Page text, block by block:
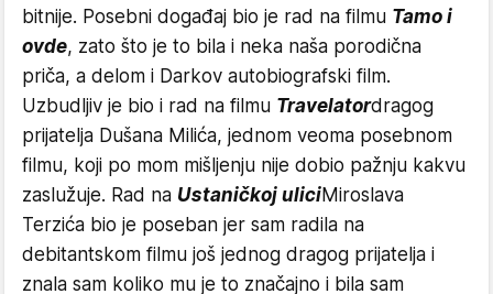
bitnije. Posebni događaj bio je rad na filmu Tamo i
ovde, zato što je to bila i neka naša porodična
priča, a delom i Darkov autobiografski film.
Uzbudljiv je bio i rad na filmu Travelatordragog
prijatelja Dušana Milića, jednom veoma posebnom
filmu, koji po mom mišljenju nije dobio pažnju kakvu
zaslužuje. Rad na Ustaničkoj uliciMiroslava
Terzića bio je poseban jer sam radila na
debitantskom filmu još jednog dragog prijatelja i
znala sam koliko mu je to značajno i bila sam